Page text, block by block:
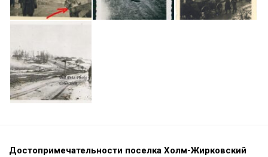
Достопримечательности поселка Холм-Жирковский